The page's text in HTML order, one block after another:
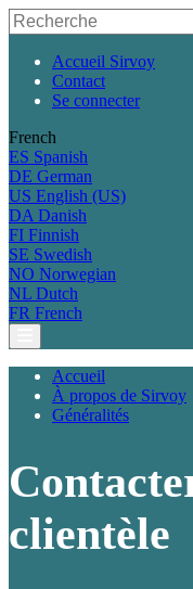
Accueil Sirvoy
Contact
Se connecter
French
ES Spanish
DE German
US English (US)
DA Danish
FI Finnish
SE Swedish
NO Norwegian
NL Dutch
FR French
Accueil
À propos de Sirvoy
Généralités
clientèle